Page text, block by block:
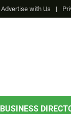
Advertise with Us
BUSINESS